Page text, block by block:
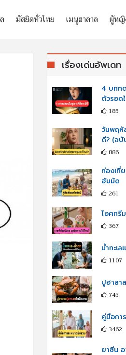
มัสยิดทั่วไทย เมนูฮาลาล ผู้ห
เรื่องเด่นอัพเดท
4 บทท
ตัวรอด
185
วันพฤหั
ดี? (ฉบั
886
ท่องเที่
ฮัมมัด
261
ไอศกรี
367
น้ำทะเ
1107
ปูฮาลา
745
คู่มือกา
3462
ยาซีน